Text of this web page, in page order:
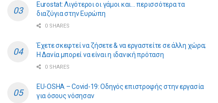
Eurostat: Λιγότεροι οι γάμοι και… περισσότερα τα
διαζύγια στην Ευρώπη
0 SHARES
​​Έχετε σκεφτεί να ζήσετε & να εργαστείτε σε άλλη χώρα;
Η Δανία μπορεί να είναι η ιδανική πρόταση
0 SHARES
EU-OSHA – Covid-19: Οδηγός επιστροφής στην εργασία
για όσους νόσησαν